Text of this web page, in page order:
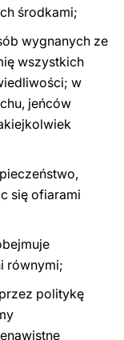
środkami;
wygnanych ze
wszystkich
w
jeńców
się ofiarami
równymi;
politykę